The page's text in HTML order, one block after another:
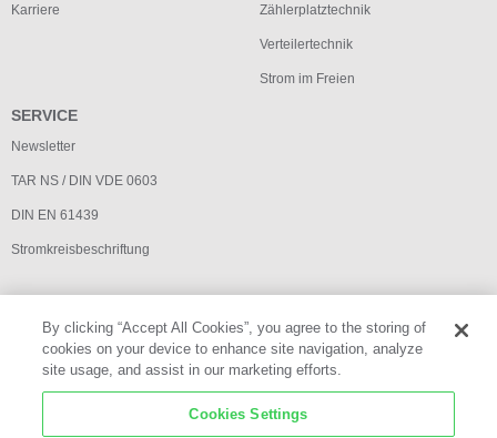
Karriere Zählerplatztechnik
Verteilertechnik
Strom im Freien
SERVICE
Newsletter
TAR NS / DIN VDE 0603
DIN EN 61439
Stromkreisbeschriftung
Impressum
Datenschutz
By clicking “Accept All Cookies”, you agree to the storing of
cookies on your device to enhance site navigation, analyze
site usage, and assist in our marketing efforts.
Cookies Settings